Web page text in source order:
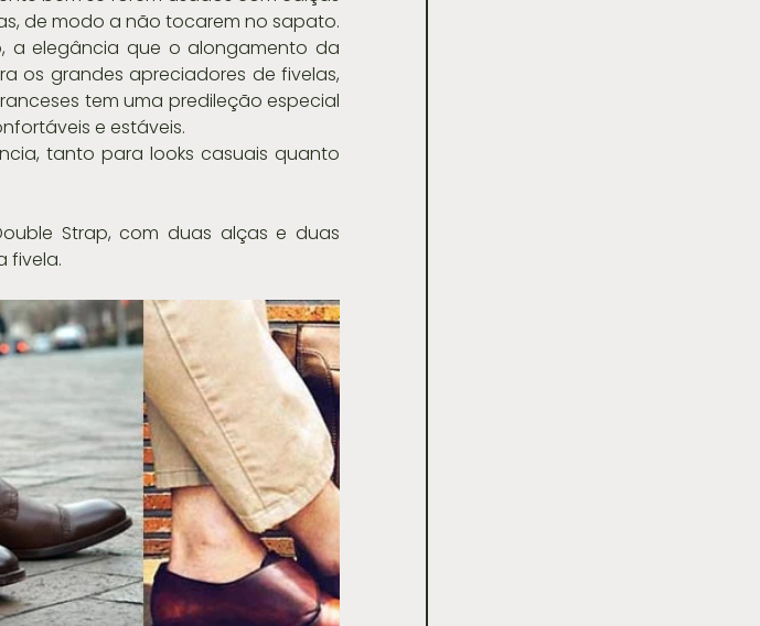
de modo a não tocarem no sapato.
a elegância que o alongamento da
os grandes apreciadores de fivelas,
tem uma predileção especial
e estáveis.
tanto para looks casuais quanto
Strap, com duas alças e duas
fivela.